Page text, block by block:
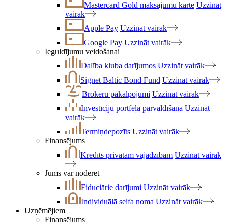
Mastercard Gold maksājumu karte Uzzināt
vairāk
Apple Pay Uzzināt vairāk
Google Pay Uzzināt vairāk
Ieguldījumu veidošanai
Dalība kluba darījumos Uzzināt vairāk
Signet Baltic Bond Fund Uzzināt vairāk
Brokeru pakalpojumi Uzzināt vairāk
Investīciju portfeļa pārvaldīšana Uzzināt
vairāk
Termiņdepozīts Uzzināt vairāk
Finansējums
Kredīts privātām vajadzībām Uzzināt vairāk
Jums var noderēt
Fiduciārie darījumi Uzzināt vairāk
Individuālā seifa noma Uzzināt vairāk
Uzņēmējiem
Finansējums